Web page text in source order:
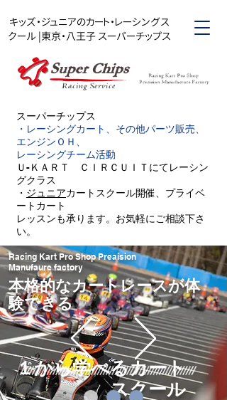
キッズ・ジュニアのカート・レーシングス
クール |東京・八王子 スーパーチップス
Racing Kart Pro Shop Preaision
Manufaure factory
本格的なカートレースが体
験できる
１から学べるカート
スクール
スーパーチップス​
・レーシングカート、その他パーツ販売、
エンジンＯＨ、
レーシングチーム活動
Ｕ-ＫＡＲＴ ＣＩＲＣＵＩＴにてレーシン
グクラス
・ ジュニアカートスクール開催、プライベ
ートカート
レッスンも承ります。お気軽にご相談下さ
い。